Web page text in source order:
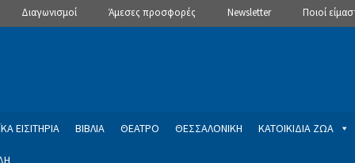
Διαγωνισμοί Άμεσες προσφορές Newsletter Ποιοί
ΕΙΣΙΤΗΡΙΑ ΒΙΒΛΙΑ ΘΕΑΤΡΟ ΘΕΣΣΑΛΟΝΙΚΗ ΚΑΤΟΙΚΙΔΙΑ ΖΩΑ